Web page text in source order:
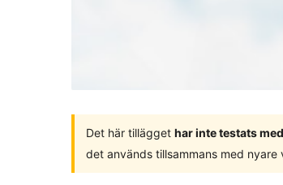
Det här tillägget har inte testats
det används tillsammans med nyare